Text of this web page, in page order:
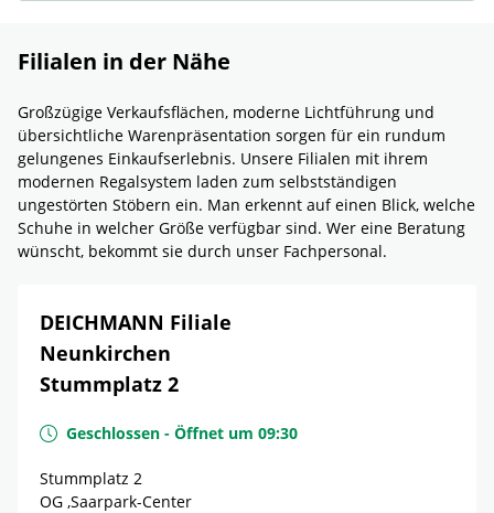
Filialen in der Nähe
Großzügige Verkaufsflächen, moderne Lichtführung und
übersichtliche Warenpräsentation sorgen für ein rundum
gelungenes Einkaufserlebnis. Unsere Filialen mit ihrem
modernen Regalsystem laden zum selbstständigen
ungestörten Stöbern ein. Man erkennt auf einen Blick, welche
Schuhe in welcher Größe verfügbar sind. Wer eine Beratung
wünscht, bekommt sie durch unser Fachpersonal.
DEICHMANN Filiale
Neunkirchen
Stummplatz 2
Geschlossen - Öffnet um 09:30
Stummplatz 2
OG ,Saarpark-Center